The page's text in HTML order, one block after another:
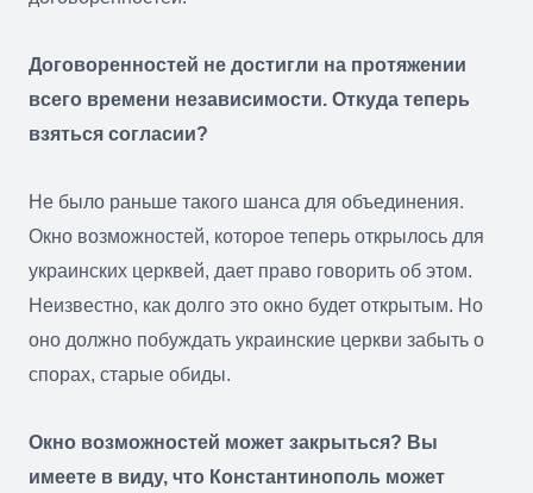
Договоренностей не достигли на протяжении
всего времени независимости. Откуда теперь
взяться согласии?
Не было раньше такого шанса для объединения.
Окно возможностей, которое теперь открылось для
украинских церквей, дает право говорить об этом.
Неизвестно, как долго это окно будет открытым. Но
оно должно побуждать украинские церкви забыть о
спорах, старые обиды.
Окно возможностей может закрыться? Вы
имеете в виду, что Константинополь может